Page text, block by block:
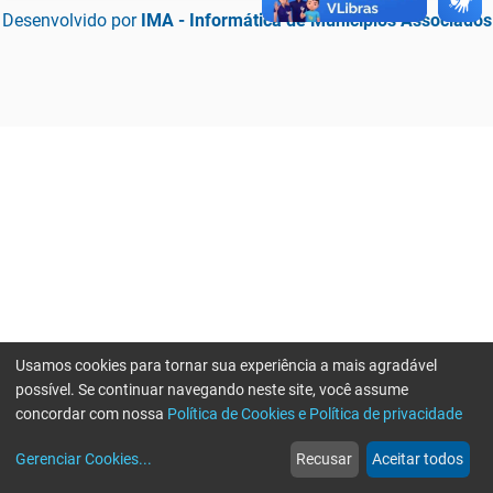
Desenvolvido por IMA - Informática de Municípios Associados
web
Notícias
more_horiz
Mais
Usamos cookies para tornar sua experiência a mais agradável
possível. Se continuar navegando neste site, você assume
concordar com nossa Política de Cookies e Política de privacidade
Gerenciar Cookies... Recusar Aceitar todos
Erro ao enviar informações, por favor tente novamente